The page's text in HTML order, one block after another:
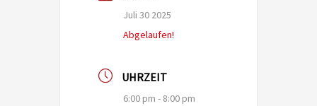
Juli 30 2025
Abgelaufen!
UHRZEIT
6:00 pm - 8:00 pm